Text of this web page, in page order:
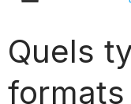
Quels